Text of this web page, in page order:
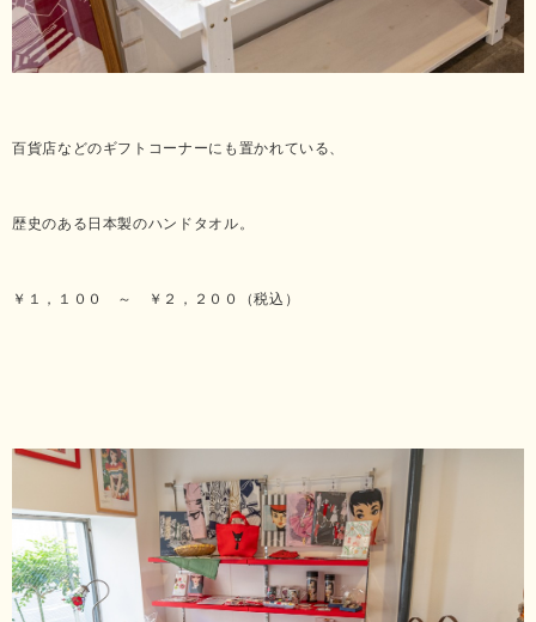
百貨店などのギフトコーナーにも置かれている、
歴史のある日本製のハンドタオル。
￥１，１００ ～ ￥２，２００（税込）